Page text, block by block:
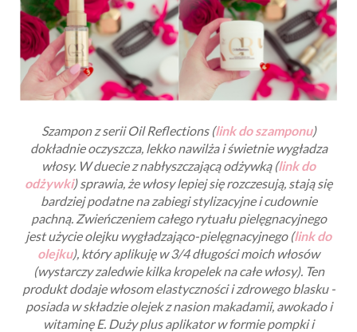
Szampon z serii Oil Reflections (link do szamponu)
dokładnie oczyszcza, lekko nawilża i świetnie wygładza
włosy. W duecie z nabłyszczającą odżywką (link do
odżywki) sprawia, że włosy lepiej się rozczesują, stają się
bardziej podatne na zabiegi stylizacyjne i cudownie
pachną. Zwieńczeniem całego rytuału pielęgnacyjnego
jest użycie olejku wygładzająco-pielęgnacyjnego (link do
olejku), który aplikuję w 3/4 długości moich włosów
(wystarczy zaledwie kilka kropelek na całe włosy). Ten
produkt dodaje włosom elastyczności i zdrowego blasku -
posiada w składzie olejek z nasion makadamii, awokado i
witaminę E. Duży plus aplikator w formie pompki i